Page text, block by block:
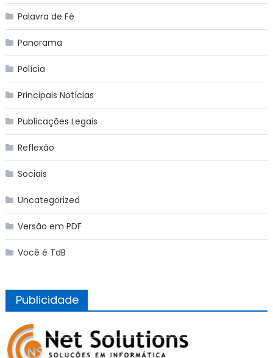
Palavra de Fé
Panorama
Polícia
Principais Notícias
Publicações Legais
Reflexão
Sociais
Uncategorized
Versão em PDF
Você é TdB
Publicidade